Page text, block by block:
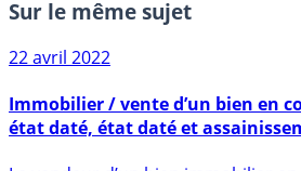
Sur le même sujet
Immobilier / vente d’un bien en